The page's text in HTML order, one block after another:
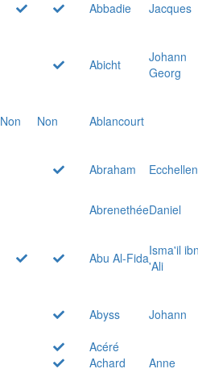
Abbadie
Jacques
Abicht
Johann
Georg
Non Non
Ablancourt
Abraham
AbrenethéeDaniel
Abu Al-FidaIsma'il
'Ali
Abyss
Johann
Acéré
Achard
Anne